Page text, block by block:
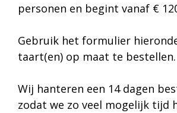
personen en begint vanaf €
Gebruik het formulier
taart(en) op maat te bestellen.
Wij hanteren een 14 dagen
zodat we zo veel mogelijk tijd